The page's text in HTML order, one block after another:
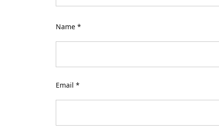
Name *
Email *